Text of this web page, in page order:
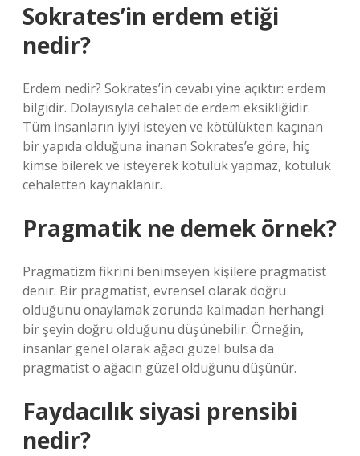
Sokrates’in erdem etiği
nedir?
Erdem nedir? Sokrates’in cevabı yine açıktır: erdem
bilgidir. Dolayısıyla cehalet de erdem eksikliğidir.
Tüm insanların iyiyi isteyen ve kötülükten kaçınan
bir yapıda olduğuna inanan Sokrates’e göre, hiç
kimse bilerek ve isteyerek kötülük yapmaz, kötülük
cehaletten kaynaklanır.
Pragmatik ne demek örnek?
Pragmatizm fikrini benimseyen kişilere pragmatist
denir. Bir pragmatist, evrensel olarak doğru
olduğunu onaylamak zorunda kalmadan herhangi
bir şeyin doğru olduğunu düşünebilir. Örneğin,
insanlar genel olarak ağacı güzel bulsa da
pragmatist o ağacın güzel olduğunu düşünür.
Faydacılık siyasi prensibi
nedir?